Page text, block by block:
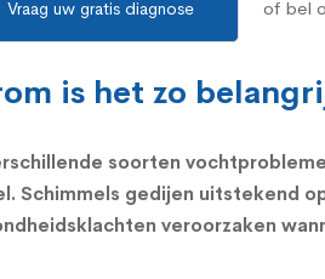
Vraag uw gratis diagnose of bel
is het zo
soorten
Schimmels gedijen uitstekend
veroorzaken